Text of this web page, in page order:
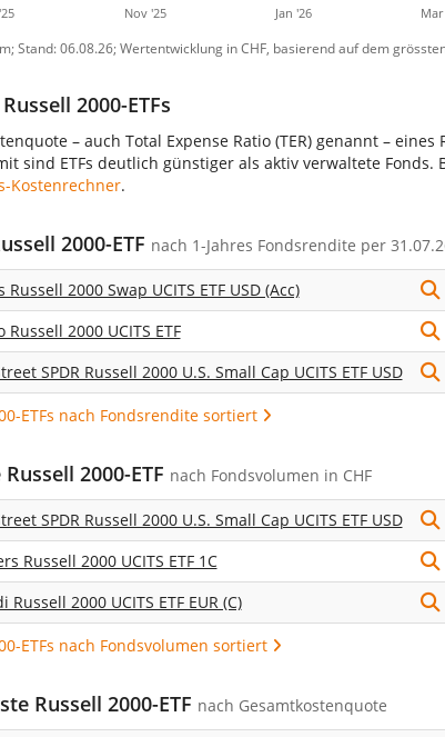
Nov '25 Jan '26 Mar
Stand: 06.08.26; Wertentwicklung in CHF, basierend auf dem
2000-ETFs
– auch Total Expense Ratio (TER) genannt –
sind ETFs deutlich günstiger als aktiv verwaltete
Kostenrechner.
2000-ETF nach 1-Jahres Fondsrendite per
Russell 2000 Swap UCITS ETF USD (Acc)
Russell 2000 UCITS ETF
SPDR Russell 2000 U.S. Small Cap UCITS ETF USD
ETFs nach Fondsrendite sortiert
2000-ETF nach Fondsvolumen in CHF
SPDR Russell 2000 U.S. Small Cap UCITS ETF USD
Russell 2000 UCITS ETF 1C
Russell 2000 UCITS ETF EUR (C)
ETFs nach Fondsvolumen sortiert
Russell 2000-ETF nach Gesamtkostenquote